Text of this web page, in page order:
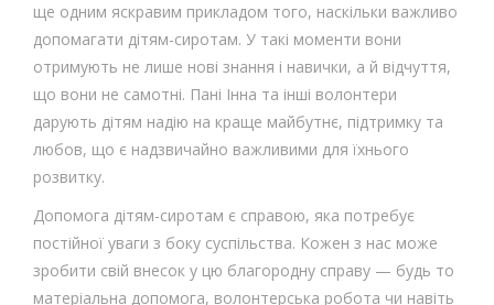
ще одним яскравим прикладом того, наскільки важливо
допомагати дітям-сиротам. У такі моменти вони
отримують не лише нові знання і навички, а й відчуття,
що вони не самотні. Пані Інна та інші волонтери
дарують дітям надію на краще майбутнє, підтримку та
любов, що є надзвичайно важливими для їхнього
розвитку.
Допомога дітям-сиротам є справою, яка потребує
постійної уваги з боку суспільства. Кожен з нас може
зробити свій внесок у цю благородну справу — будь то
матеріальна допомога, волонтерська робота чи навіть